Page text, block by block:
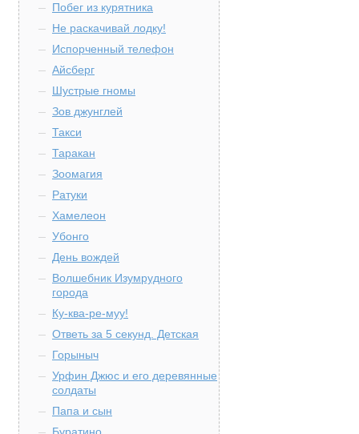
Побег из курятника
Не раскачивай лодку!
Испорченный телефон
Айсберг
Шустрые гномы
Зов джунглей
Такси
Таракан
Зоомагия
Ратуки
Хамелеон
Убонго
День вождей
Волшебник Изумрудного
города
Ку-ква-ре-муу!
Ответь за 5 секунд. Детская
Горыныч
Урфин Джюс и его деревянные
солдаты
Папа и сын